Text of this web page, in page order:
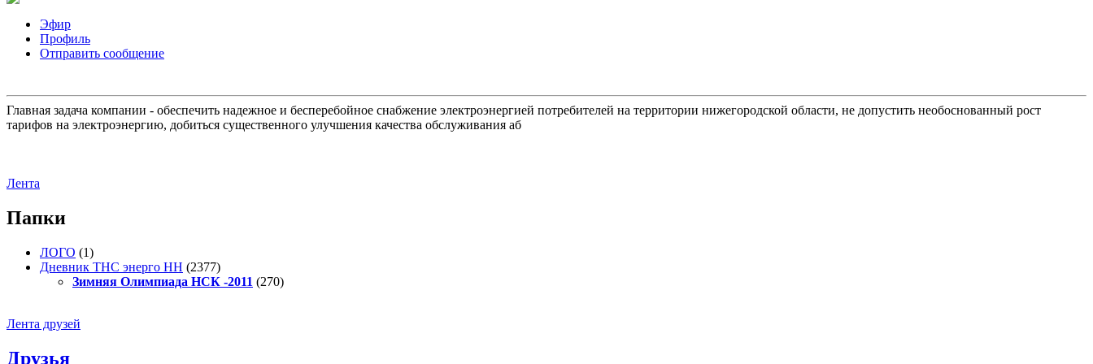
Эфир
Профиль
Отправить сообщение
Главная задача компании - обеспечить надежное и бесперебойное снабжение электроэнергией потребителей на территории нижегородской области, не допустить необоснованный рост
тарифов на электроэнергию, добиться существенного улучшения качества обслуживания аб
Лента
Папки
ЛОГО (1)
Дневник ТНС энерго НН (2377)
Зимняя Олимпиада НСК -2011 (270)
Лента друзей
Друзья